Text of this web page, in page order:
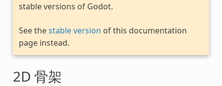
stable versions of Godot.
See thestable version of this documentation
page instead.
2D 骨架